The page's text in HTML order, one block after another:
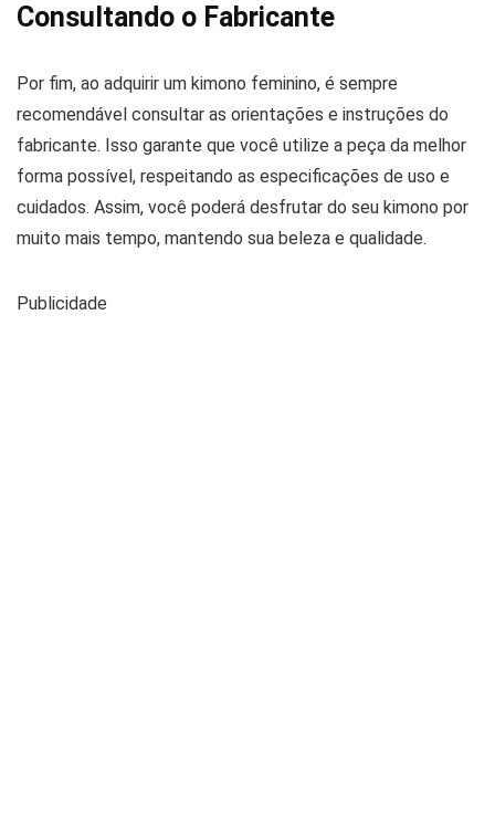
Consultando o Fabricante
Por fim, ao adquirir um kimono feminino, é sempre
recomendável consultar as orientações e instruções do
fabricante. Isso garante que você utilize a peça da melhor
forma possível, respeitando as especificações de uso e
cuidados. Assim, você poderá desfrutar do seu kimono por
muito mais tempo, mantendo sua beleza e qualidade.
Publicidade